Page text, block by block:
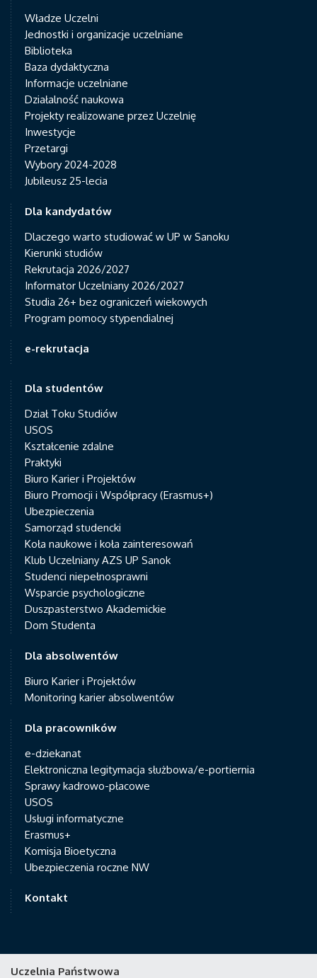
Władze Uczelni
Jednostki i organizacje uczelniane
Biblioteka
Baza dydaktyczna
Informacje uczelniane
Działalność naukowa
Projekty realizowane przez Uczelnię
Inwestycje
Przetargi
Wybory 2024-2028
Jubileusz 25-lecia
Dla kandydatów
Dlaczego warto studiować w UP w Sanoku
Kierunki studiów
Rekrutacja 2026/2027
Informator Uczelniany 2026/2027
Studia 26+ bez ograniczeń wiekowych
Program pomocy stypendialnej
e-rekrutacja
Dla studentów
Dział Toku Studiów
USOS
Kształcenie zdalne
Praktyki
Biuro Karier i Projektów
Biuro Promocji i Współpracy (Erasmus+)
Ubezpieczenia
Samorząd studencki
Koła naukowe i koła zainteresowań
Klub Uczelniany AZS UP Sanok
Studenci niepełnosprawni
Wsparcie psychologiczne
Duszpasterstwo Akademickie
Dom Studenta
Dla absolwentów
Biuro Karier i Projektów
Monitoring karier absolwentów
Dla pracowników
e-dziekanat
Elektroniczna legitymacja służbowa/e-portiernia
Sprawy kadrowo-płacowe
USOS
Usługi informatyczne
Erasmus+
Komisja Bioetyczna
Ubezpieczenia roczne NW
Kontakt
Uczelnia Państwowa